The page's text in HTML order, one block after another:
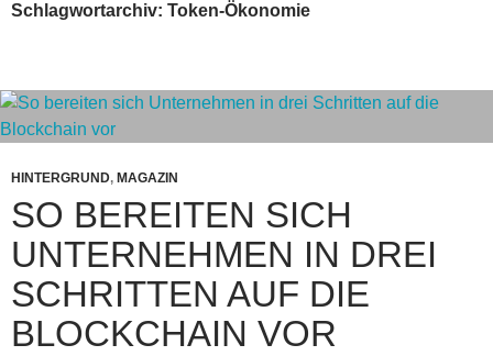
Schlagwortarchiv: Token-Ökonomie
HINTERGRUND, MAGAZIN
SO BEREITEN SICH
UNTERNEHMEN IN DREI
SCHRITTEN AUF DIE
BLOCKCHAIN VOR